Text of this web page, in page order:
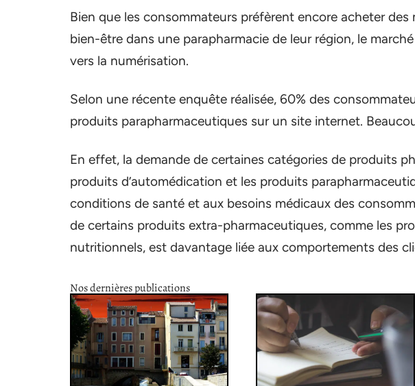
Bien que les consommateurs préfèrent encore acheter
bien-être dans une parapharmacie de leur région, le
vers la numérisation.
Selon une récente enquête réalisée, 60% des
produits parapharmaceutiques sur un site internet.
En effet, la demande de certaines catégories de produits
produits d’automédication et les produits
conditions de santé et aux besoins médicaux des
de certains produits extra-pharmaceutiques, comme les
nutritionnels, est davantage liée aux comportements des
Nos dernières publications